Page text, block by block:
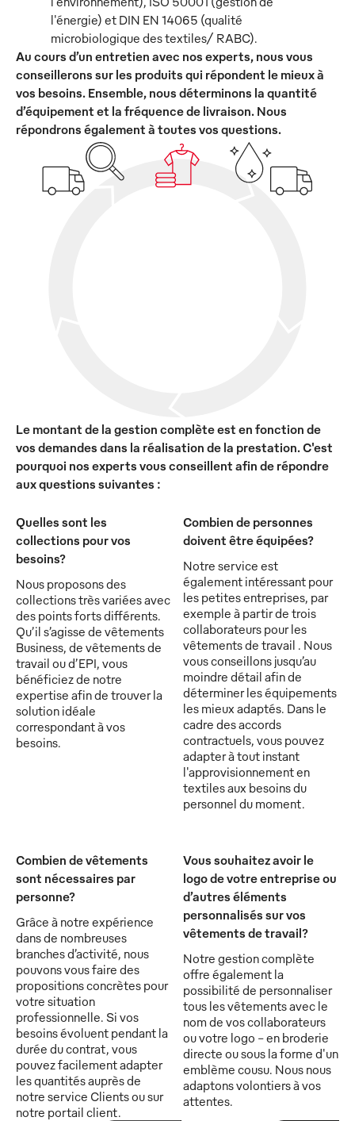
l'énergie) et DIN EN 14065 (qualité
microbiologique des textiles/ RABC).
Au cours d’un entretien avec nos experts, nous vous
conseillerons sur les produits qui répondent le mieux à
vos besoins. Ensemble, nous déterminons la quantité
d’équipement et la fréquence de livraison. Nous
répondrons également à toutes vos questions.
Le montant de la gestion complète est en fonction de
vos demandes dans la réalisation de la prestation. C'est
pourquoi nos experts vous conseillent afin de répondre
aux questions suivantes :
Quelles sont les
collections pour vos
besoins?
Nous proposons des
collections très variées avec
des points forts différents.
Qu’il s’agisse de vêtements
Business, de vêtements de
travail ou d’EPI, vous
bénéficiez de notre
expertise afin de trouver la
solution idéale
correspondant à vos
besoins.
Combien de personnes
doivent être équipées?
Notre service est
également intéressant pour
les petites entreprises, par
exemple à partir de trois
collaborateurs pour les
vêtements de travail . Nous
vous conseillons jusqu’au
moindre détail afin de
déterminer les équipements
les mieux adaptés. Dans le
cadre des accords
contractuels, vous pouvez
adapter à tout instant
l'approvisionnement en
textiles aux besoins du
personnel du moment.
Combien de vêtements
sont nécessaires par
personne?
Grâce à notre expérience
dans de nombreuses
branches d’activité, nous
pouvons vous faire des
propositions concrètes pour
votre situation
professionnelle. Si vos
besoins évoluent pendant la
durée du contrat, vous
pouvez facilement adapter
les quantités auprès de
notre service Clients ou sur
notre portail client.
Vous souhaitez avoir le
logo de votre entreprise ou
d’autres éléments
personnalisés sur vos
vêtements de travail?
Notre gestion complète
offre également la
possibilité de personnaliser
tous les vêtements avec le
nom de vos collaborateurs
ou votre logo - en broderie
directe ou sous la forme d'un
emblème cousu. Nous nous
adaptons volontiers à vos
attentes.